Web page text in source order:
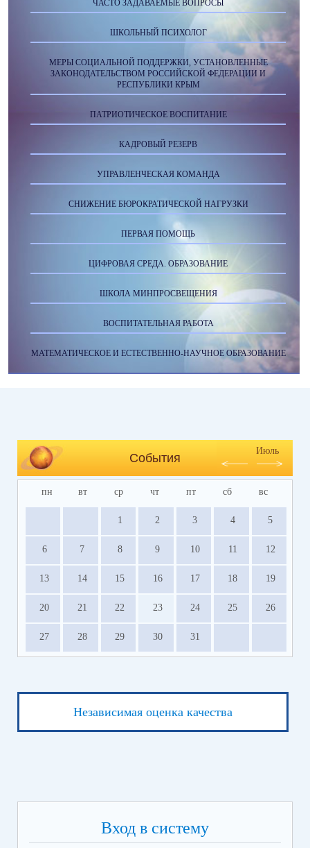
ЧАСТО ЗАДАВАЕМЫЕ ВОПРОСЫ
ШКОЛЬНЫЙ ПСИХОЛОГ
МЕРЫ СОЦИАЛЬНОЙ ПОДДЕРЖКИ, УСТАНОВЛЕННЫЕ
ЗАКОНОДАТЕЛЬСТВОМ РОССИЙСКОЙ ФЕДЕРАЦИИ И
РЕСПУБЛИКИ КРЫМ
ПАТРИОТИЧЕСКОЕ ВОСПИТАНИЕ
КАДРОВЫЙ РЕЗЕРВ
УПРАВЛЕНЧЕСКАЯ КОМАНДА
СНИЖЕНИЕ БЮРОКРАТИЧЕСКОЙ НАГРУЗКИ
ПЕРВАЯ ПОМОЩЬ
ЦИФРОВАЯ СРЕДА. ОБРАЗОВАНИЕ
ШКОЛА МИНПРОСВЕЩЕНИЯ
ВОСПИТАТЕЛЬНАЯ РАБОТА
МАТЕМАТИЧЕСКОЕ И ЕСТЕСТВЕННО-НАУЧНОЕ ОБРАЗОВАНИЕ
События
Июль
пн вт ср чт пт сб вс
1 2 3 4 5
6 7 8 9 10 11 12
13 14 15 16 17 18 19
20 21 22 23 24 25 26
27 28 29 30 31
Независимая оценка качества
Вход в систему